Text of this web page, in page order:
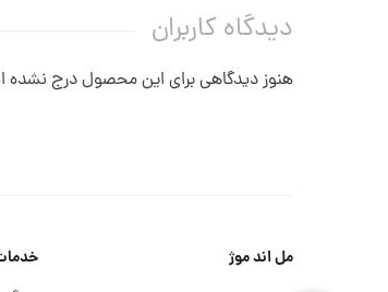
دیدگاه کاربران
هنوز دیدگاهی برای این محصول درج
مل اند موژ